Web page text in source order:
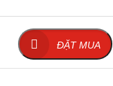
ĐẶT MUA